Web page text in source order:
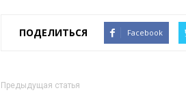
ПОДЕЛИТЬСЯ Facebook
Предыдущая статья